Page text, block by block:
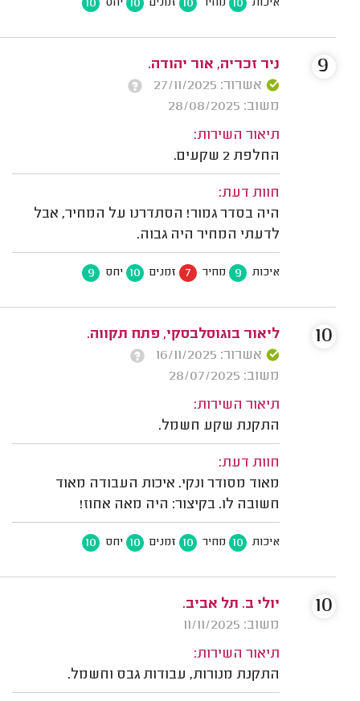
איכות 10 מחיר 10 זמנים 10 יחס 10
ניר זכריה, אור יהודה.
אשרור: 27/11/2025
משוב: 28/08/2025
תיאור השירות:
החלפת 2 שקעים.
חוות דעת:
היה בסדר גמור! הסתדרנו על המחיר, אבל
לדעתי המחיר היה גבוה.
איכות 9 מחיר 7 זמנים 10 יחס 9
9
ליאור בוגוסלבסקי, פתח תקווה.
אשרור: 16/11/2025
משוב: 28/07/2025
תיאור השירות:
התקנת שקע חשמל.
חוות דעת:
מאוד מסודר ונקי. איכות העבודה מאוד
חשובה לו. בקיצור: היה מאה אחוז!
איכות 10 מחיר 10 זמנים 10 יחס 10
10
יולי ב. תל אביב.
משוב: 11/11/2025
תיאור השירות:
התקנת מנורות, עבודות גבס וחשמל.
10